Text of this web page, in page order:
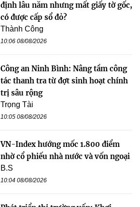
định lâu năm nhưng mất giấy tờ gốc,
có được cấp sổ đỏ?
Thành Công
10:06 08/08/2026
Công an Ninh Bình: Nâng tầm công
tác thanh tra từ đợt sinh hoạt chính
trị sâu rộng
Trọng Tài
10:05 08/08/2026
VN-Index hướng mốc 1.800 điểm
nhờ cổ phiếu nhà nước và vốn ngoại
B.S
10:04 08/08/2026